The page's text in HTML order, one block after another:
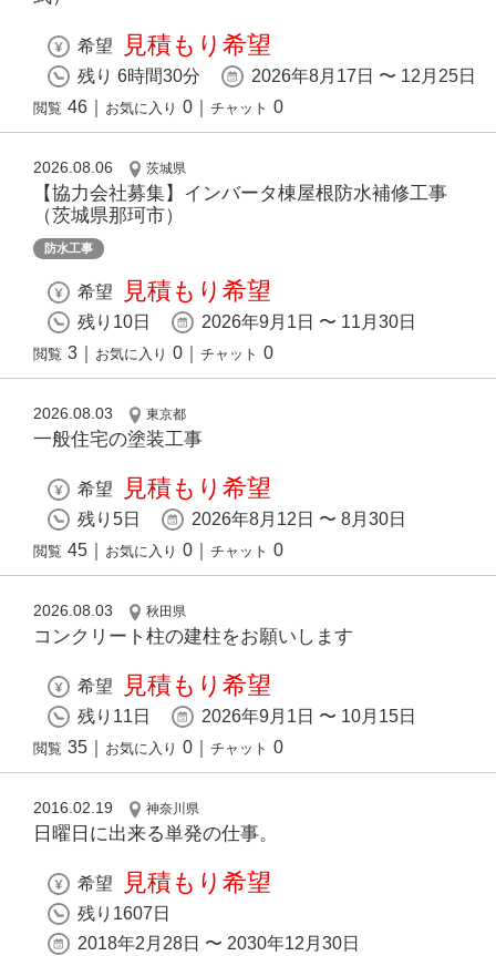
希望 見積もり希望
残り 6時間30分 2026年8月17日 〜 12月25日
閲覧 46 お気に入り 0 チャット 0
2026.08.06 茨城県
【協力会社募集】インバータ棟屋根防水補修工事
（茨城県那珂市）
防水工事
希望 見積もり希望
残り10日 2026年9月1日 〜 11月30日
閲覧 3 お気に入り 0 チャット 0
2026.08.03 東京都
一般住宅の塗装工事
希望 見積もり希望
残り5日 2026年8月12日 〜 8月30日
閲覧 45 お気に入り 0 チャット 0
2026.08.03 秋田県
コンクリート柱の建柱をお願いします
希望 見積もり希望
残り11日 2026年9月1日 〜 10月15日
閲覧 35 お気に入り 0 チャット 0
2016.02.19 神奈川県
日曜日に出来る単発の仕事。
希望 見積もり希望
残り1607日
2018年2月28日 〜 2030年12月30日